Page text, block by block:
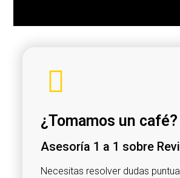
¿Tomamos un café?
Asesoría 1 a 1 sobre
Necesitas resolver dudas